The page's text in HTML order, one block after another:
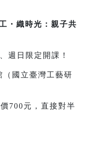
・織時光：親子共
週日限定開課！
國立臺灣工藝研
700元，直接對半